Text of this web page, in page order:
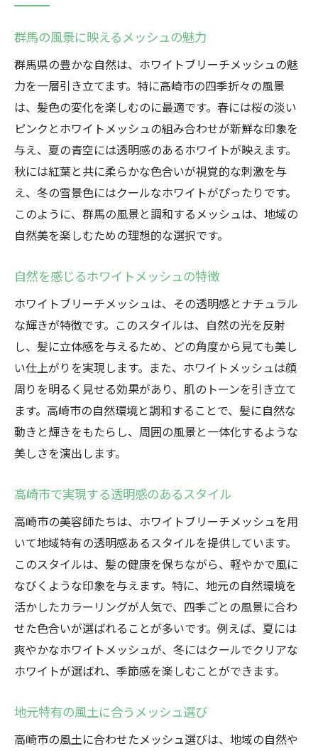
群馬の風景に映えるメッシュの魅力
群馬県の豊かな自然は、ホワイトブリーチメッシュの魅
力を一層引き立てます。特に高崎市の四季折々の風景
は、髪色の変化を楽しむのに最適です。春には桜の淡い
ピンクとホワイトメッシュの組み合わせが新鮮な印象を
与え、夏の青空には透明感のあるホワイトが映えます。
秋には紅葉と共に柔らかな色合いが視覚的な刺激を与
え、冬の雪景色にはクールなホワイトがぴったりです。
このように、群馬の風景と調和するメッシュは、地域の
自然美を楽しむための理想的な選択です。
自然を感じるホワイトメッシュの特徴
ホワイトブリーチメッシュは、その透明感とナチュラル
な輝きが特徴です。このスタイルは、自然の光を反射
し、髪に立体感を与えるため、どの角度から見ても美し
い仕上がりを実現します。また、ホワイトメッシュは顔
周りを明るく見せる効果があり、肌のトーンを引き立て
ます。高崎市の自然環境と調和することで、髪に自然な
動きと輝きをもたらし、周囲の風景と一体化するような
美しさを演出します。
高崎市で実現する透明感のあるスタイル
高崎市の美容師たちは、ホワイトブリーチメッシュを用
いて地域特有の透明感あるスタイルを提供しています。
このスタイルは、髪の健康を保ちながら、軽やかで風に
なびくような印象を与えます。特に、地元の自然環境を
活かしたカラーリングが人気で、四季ごとの風景に合わ
せた色合いが選ばれることが多いです。例えば、夏には
爽やかなホワイトメッシュが、冬にはクールでクリアな
ホワイトが選ばれ、季節感を楽しむことができます。
地元特有の風土に合うメッシュ選び
高崎市の風土に合わせたメッシュ選びは、地域の自然や